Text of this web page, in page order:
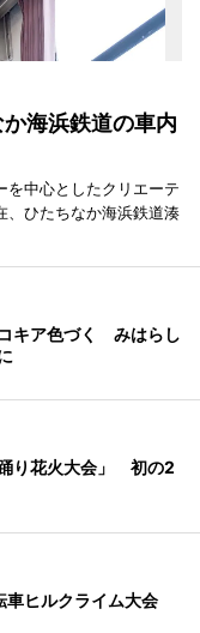
か海浜鉄道の車内
を中心としたクリエーテ
、ひたちなか海浜鉄道湊
キア色づく みはらし
り花火大会」 初の2
車ヒルクライム大会